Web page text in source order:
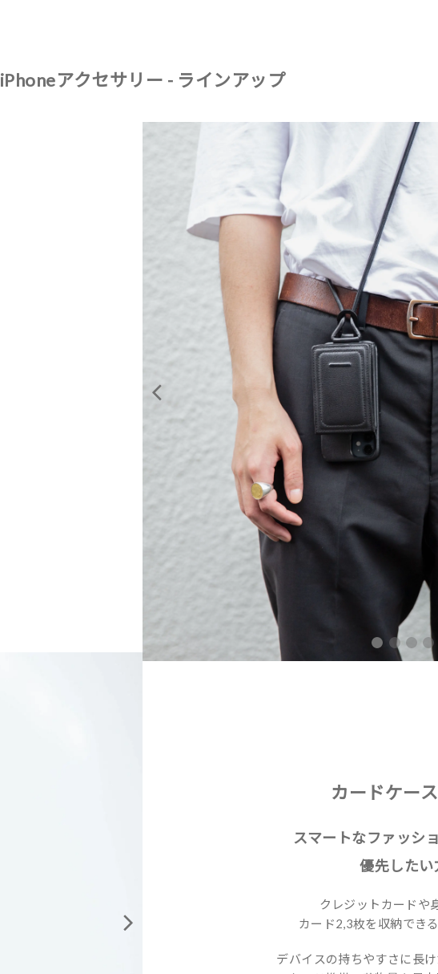
iPhoneアクセサリー - ラインアップ
カードケー
スマートなファッシ
優先したい
クレジットカードや
カード2,3枚を収納でき
デバイスの持ちやすさに長け